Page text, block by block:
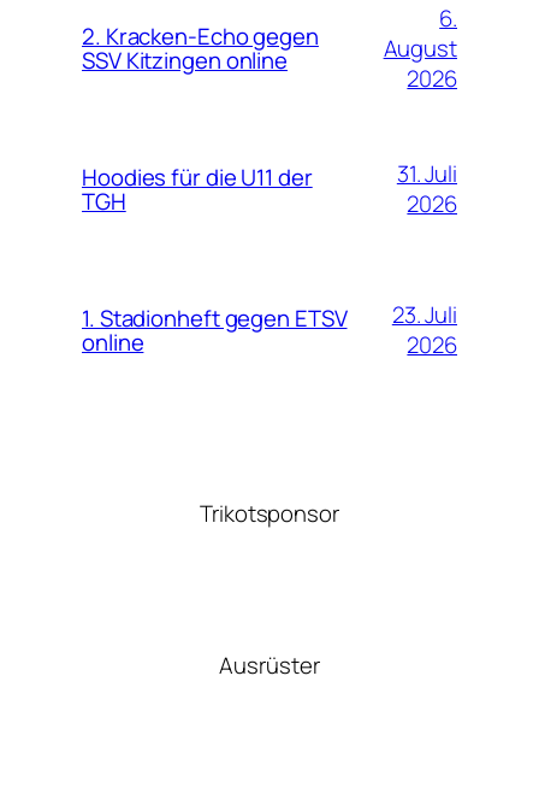
2. Kracken-Echo gegen
SSV Kitzingen online
6.
August
2026
Hoodies für die U11 der
TGH
31. Juli
2026
1. Stadionheft gegen ETSV
online
23. Juli
2026
Trikotsponsor
Ausrüster